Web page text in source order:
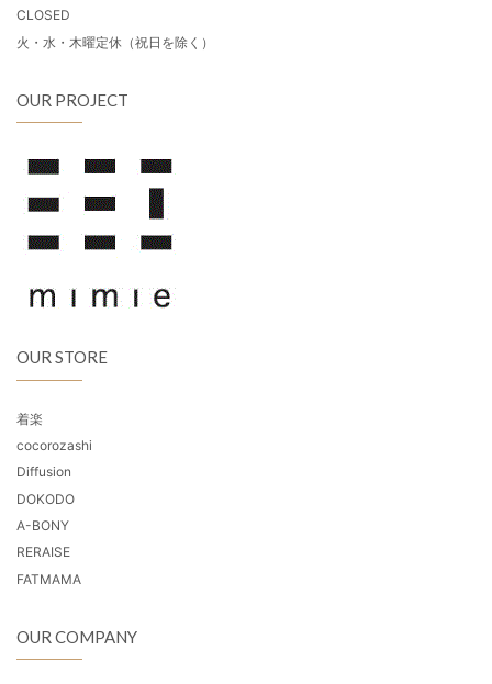
CLOSED
火・水・木曜定休（祝日を除く）
OUR PROJECT
OUR STORE
着楽
cocorozashi
Diffusion
DOKODO
A-BONY
RERAISE
FATMAMA
OUR COMPANY